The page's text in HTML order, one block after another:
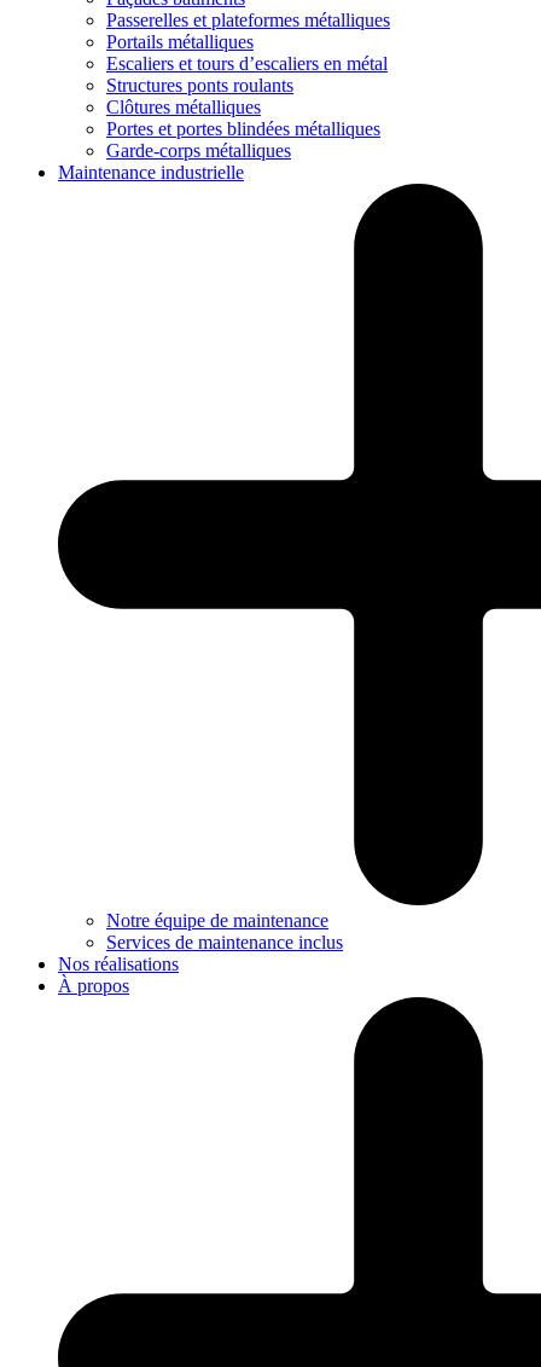
Passerelles et plateformes métalliques
Portails métalliques
Escaliers et tours d’escaliers en métal
Structures ponts roulants
Clôtures métalliques
Portes et portes blindées métalliques
Garde-corps métalliques
Maintenance industrielle
Notre équipe de maintenance
Services de maintenance inclus
Nos réalisations
À propos